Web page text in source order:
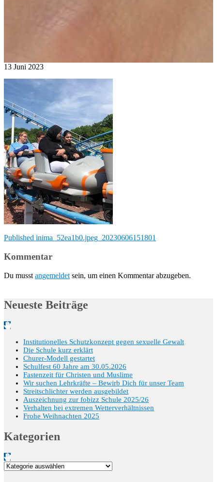
13 Juni 2023
Beitragsnavigation
Published inima_52ea1b0.jpeg_20230606151801
Kommentar
Du musst angemeldet sein, um einen Kommentar abzugeben.
Neueste Beiträge
Institutionelles Schutzkonzept gegen sexuelle Gewalt
Die Schule kurz erklärt
Churer-Modell gestartet
Schulfest 60 Jahre am 30.05.2026
Fastenzeit für Christen und Muslime
Wir suchen Lehrkräfte – Bewirb Dich für unser Team
Streitschlichter werden ausgebildet
Auszeichnung zur fobizz Schule 2025/26
Verhalten bei extremen Wetterverhältnissen
Frohe Weihnachten 2025
Kategorien
Kategorien